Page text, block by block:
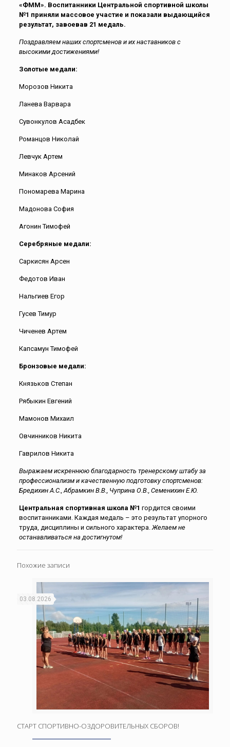
«ФММ». Воспитанники Центральной спортивной школы
№1 приняли массовое участие и показали выдающийся
результат, завоевав 21 медаль.
Поздравляем наших спортсменов и их наставников с
высокими достижениями!
Золотые медали:
Морозов Никита
Ланева Варвара
Сувонкулов Асадбек
Романцов Николай
Левчук Артем
Минаков Арсений
Пономарева Марина
Мадонова София
Агонин Тимофей
Серебряные медали:
Саркисян Арсен
Федотов Иван
Нальгиев Егор
Гусев Тимур
Чиченев Артем
Капсамун Тимофей
Бронзовые медали:
Князьков Степан
Рябыкин Евгений
Мамонов Михаил
Овчинников Никита
Гаврилов Никита
Выражаем искреннюю благодарность тренерскому штабу за
профессионализм и качественную подготовку спортсменов:
Бредихин А.С., Абрамкин В.В., Чуприна О.В., Семенихин Е.Ю.
Центральная спортивная школа №1 гордится своими
воспитанниками. Каждая медаль – это результат упорного
труда, дисциплины и сильного характера.Желаем не
останавливаться на достигнутом!
Похожие записи
03.08.2026
СТАРТ СПОРТИВНО-ОЗДОРОВИТЕЛЬНЫХ СБОРОВ!